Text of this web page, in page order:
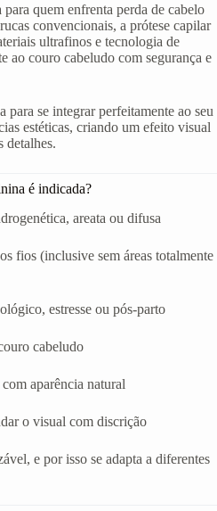
quem enfrenta perda de cabelo
convencionais, a prótese capilar
ultrafinos e tecnologia de
ao couro cabeludo com segurança e
para se integrar perfeitamente ao seu
estéticas, criando um efeito visual
detalhes.
é indicada?
areata ou difusa
fios (inclusive sem áreas totalmente
estresse ou pós-parto
cabeludo
aparência natural
o visual com discrição
e por isso se adapta a diferentes